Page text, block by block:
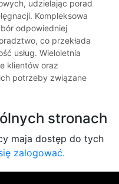
udzielając porad
Kompleksowa
odpowiedniej
co przekłada
usług. Wieloletnia
klientów oraz
potrzeby związane
stronach
maja dostęp do tych
zalogować.